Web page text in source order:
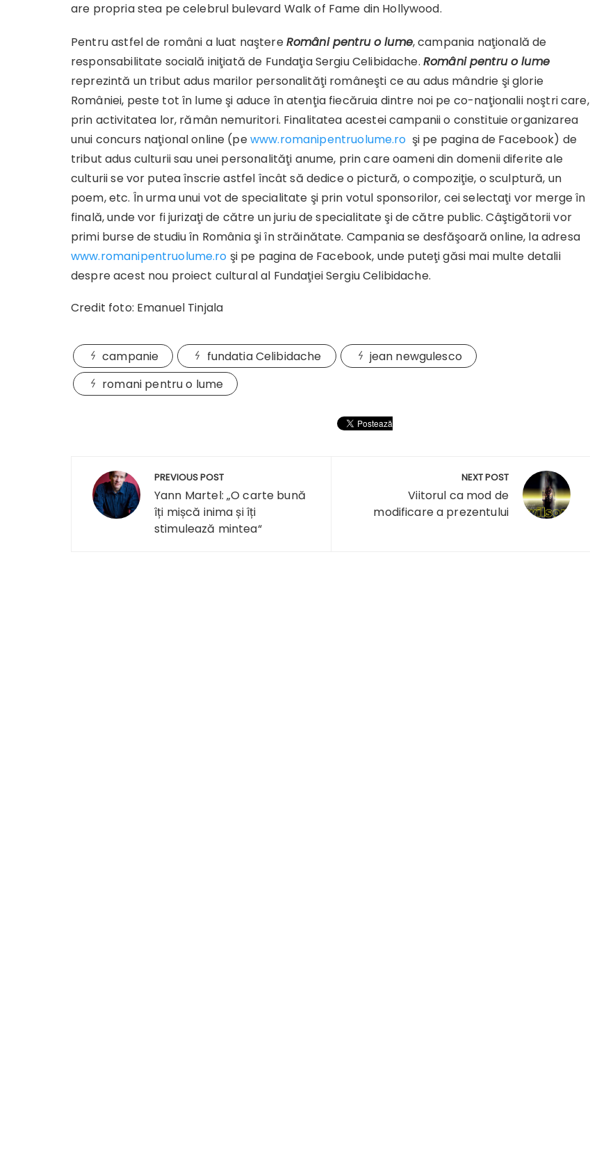
are propria stea pe celebrul bulevard Walk of Fame din Hollywood.
Pentru astfel de români a luat naştereRomâni pentru o lume, campania naţională de
responsabilitate socială iniţiată de Fundaţia Sergiu Celibidache. Români pentru o lume
reprezintă un tribut adus marilor personalităţi româneşti ce au adus mândrie şi glorie
României, peste tot în lume şi aduce în atenţia fiecăruia dintre noi pe co-naţionalii noştri care,
prin activitatea lor, rămân nemuritori. Finalitatea acestei campanii o constituie organizarea
unui concurs naţional online (pewww.romanipentruolume.ro şi pe pagina de Facebook) de
tribut adus culturii sau unei personalităţi anume, prin care oameni din domenii diferite ale
culturii se vor putea înscrie astfel încât să dedice o pictură, o compoziţie, o sculptură, un
poem, etc. În urma unui vot de specialitate şi prin votul sponsorilor, cei selectaţi vor merge în
finală, unde vor fi jurizaţi de către un juriu de specialitate şi de către public. Câştigătorii vor
primi burse de studiu în România şi în străinătate. Campania se desfăşoară online, la adresa
www.romanipentruolume.ro şi pe pagina de Facebook, unde puteţi găsi mai multe detalii
despre acest nou proiect cultural al Fundaţiei Sergiu Celibidache.
Credit foto: Emanuel Tinjala
campanie fundatia Celibidache
jean newgulesco
romani pentru o lume
Navigare
articole
PREVIOUS POST
Yann Martel: „O carte bună
îți mișcă inima și îți
stimulează mintea“
NEXT POST
Viitorul ca mod de
modificare a prezentului